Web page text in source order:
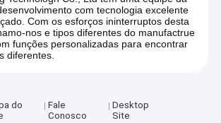
com tecnologia excelente
Com os esforços ininterruptos desta
nos e tipos diferentes do manufactrue
funções personalizadas para encontrar
diferentes.
do
Fale
Conosco
Desktop
Site